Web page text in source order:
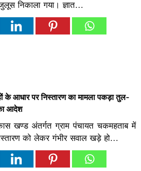
निकाला गया। ज्ञात…
के आधार पर निस्तारण का मामला पकड़ा तुल-
आदेश
खण्ड अंतर्गत ग्राम पंचायत चकमहताब में
को लेकर गंभीर सवाल खड़े हो…